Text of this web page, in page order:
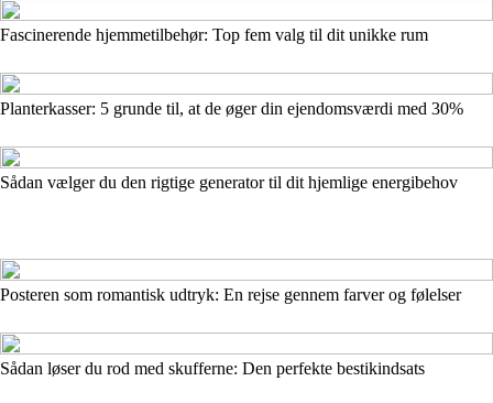
Fascinerende hjemmetilbehør: Top fem valg til dit unikke rum
Planterkasser: 5 grunde til, at de øger din ejendomsværdi med 30%
Sådan vælger du den rigtige generator til dit hjemlige energibehov
Posteren som romantisk udtryk: En rejse gennem farver og følelser
Sådan løser du rod med skufferne: Den perfekte bestikindsats